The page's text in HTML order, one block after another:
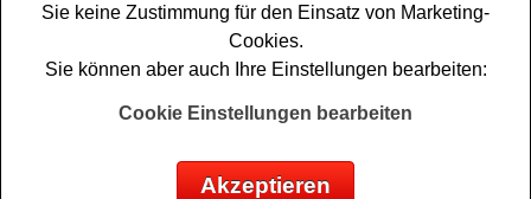
Gewinnspiele sortieren nach:
▲ ▼
Sie keine Zustimmung für den Einsatz von Marketing-
Cookies.
Sie können aber auch Ihre Einstellungen bearbeiten:
Cookie Einstellungen bearbeiten
Akzeptieren